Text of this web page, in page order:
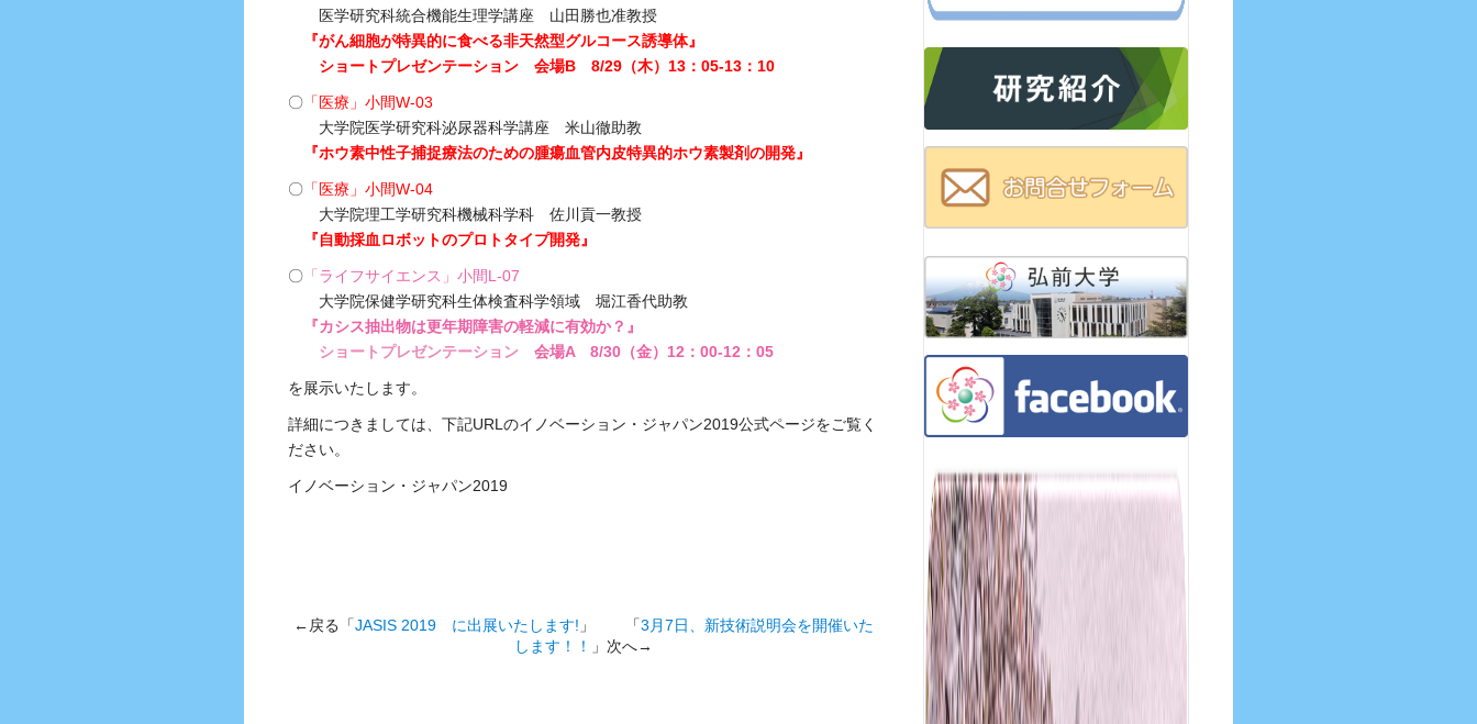
医学研究科統合機能生理学講座 山田勝也准教授
『がん細胞が特異的に食べる非天然型グルコース誘導体』
ショートプレゼンテーション 会場B 8/29（木）13：05-13：10
〇 「医療」小間W-03
大学院医学研究科泌尿器科学講座 米山徹助教
『ホウ素中性子捕捉療法のための腫瘍血管内皮特異的ホウ素製剤の開発』
〇 「医療」小間W-04
大学院理工学研究科機械科学科 佐川貢一教授
『自動採血ロボットのプロトタイプ開発』
〇 「ライフサイエンス」小間L-07
大学院保健学研究科生体検査科学領域 堀江香代助教
『カシス抽出物は更年期障害の軽減に有効か？』
ショートプレゼンテーション 会場A 8/30（金）12：00-12：05
を展示いたします。
詳細につきましては、下記URLのイノベーション・ジャパン2019公式ページをご覧く
ださい。
イノベーション・ジャパン2019
←戻る「JASIS 2019 に出展いたします! 」 「3月7日、新技術説明会を開催いた
します！！
」次へ→